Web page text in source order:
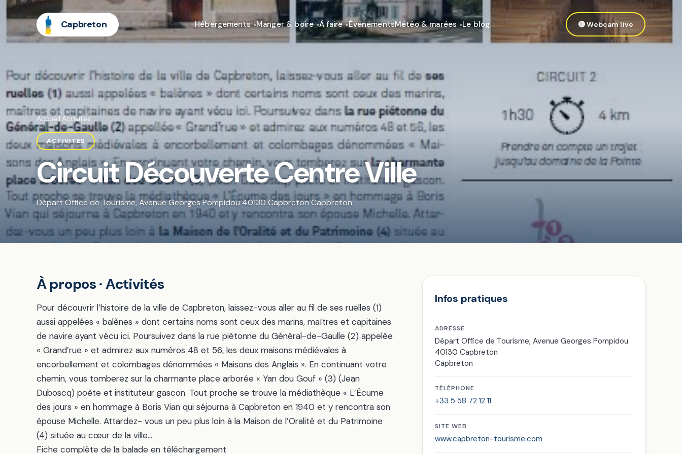
Capbreton Hébergements Manger & boire À faire ÉvénementsMétéo & marées Le blog 🔴 Webcam live
Accueil·Activités
ACTIVITÉS
Circuit Découverte Centre Ville
Départ Office de Tourisme, Avenue Georges Pompidou 40130 Capbreton Capbreton
À propos · Activités
Pour découvrir l’histoire de la ville de Capbreton, laissez-vous aller au fil de ses ruelles (1)
aussi appelées « balènes » dont certains noms sont ceux des marins, maîtres et capitaines
de navire ayant vécu ici. Poursuivez dans la rue piétonne du Général-de-Gaulle (2) appelée
« Grand’rue » et admirez aux numéros 48 et 56, les deux maisons médiévales à
encorbellement et colombages dénommées « Maisons des Anglais ». En continuant votre
chemin, vous tomberez sur la charmante place arborée « Yan dou Gouf » (3) (Jean
Duboscq) poète et instituteur gascon. Tout proche se trouve la médiathèque « L’Écume
des jours » en hommage à Boris Vian qui séjourna à Capbreton en 1940 et y rencontra son
épouse Michelle. Attardez- vous un peu plus loin à la Maison de l’Oralité et du Patrimoine
(4) située au cœur de la ville…
Fiche complète de la balade en téléchargement
Infos pratiques
ADRESSE
Départ Office de Tourisme, Avenue Georges Pompidou
40130 Capbreton
Capbreton
TÉLÉPHONE
+33 5 58 72 12 11
SITE WEB
www.capbreton-tourisme.com